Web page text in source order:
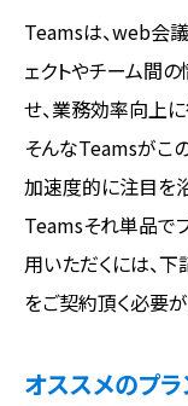
Teamsは、web会
ェクトやチーム間
せ、業務効率向上
そんなTeamsがこ
加速度的に注目を
Teamsそれ単品で
用いただくには、
をご契約頂く必要が
オススメのプラ